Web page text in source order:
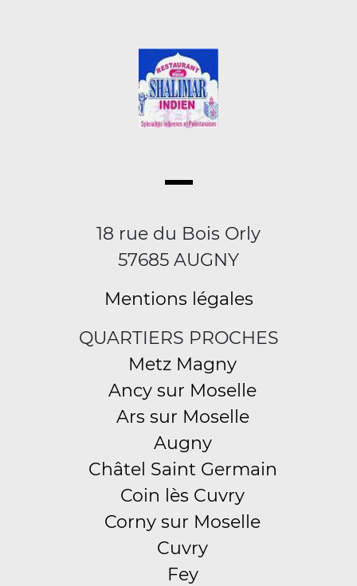
18 rue du Bois Orly
57685 AUGNY
Mentions légales
QUARTIERS PROCHES
Metz Magny
Ancy sur Moselle
Ars sur Moselle
Augny
Châtel Saint Germain
Coin lès Cuvry
Corny sur Moselle
Cuvry
Fey